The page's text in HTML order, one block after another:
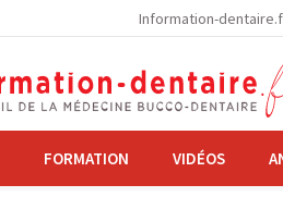
Information-
FORMATION VIDÉOS